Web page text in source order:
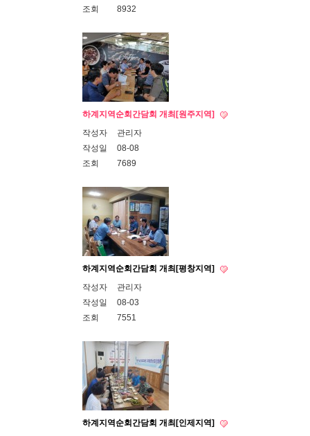
조회
8932
하계지역순회간담회 개최[원주지역]
작성자
관리자
작성일
08-08
조회
7689
하계지역순회간담회 개최[평창지역]
작성자
관리자
작성일
08-03
조회
7551
하계지역순회간담회 개최[인제지역]